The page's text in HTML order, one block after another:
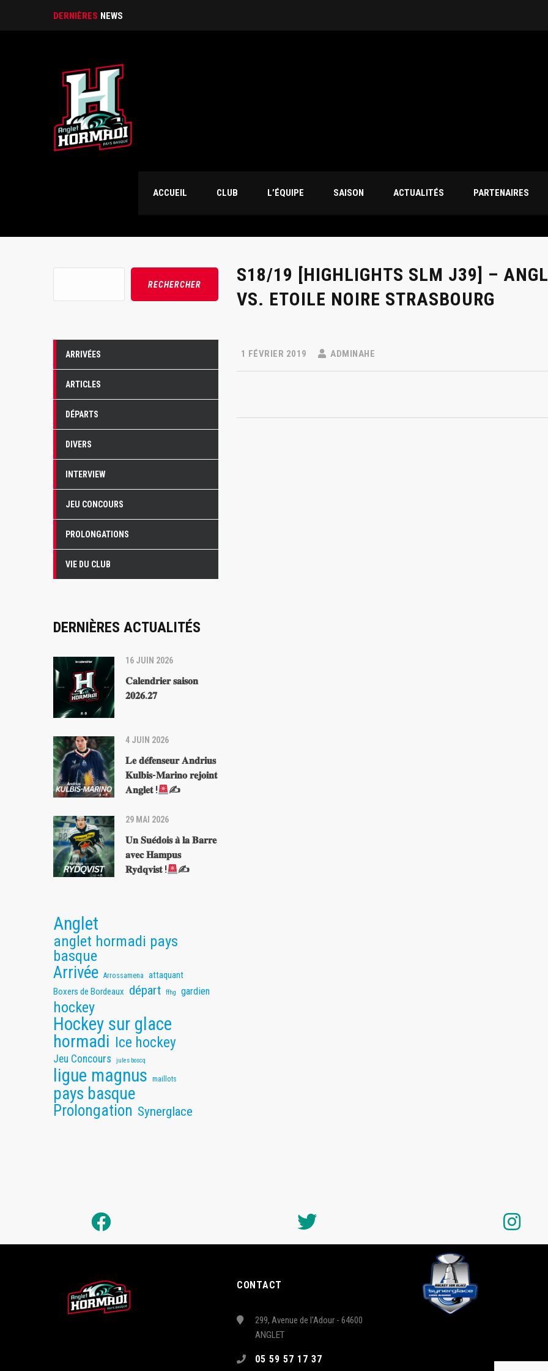
DERNIÈRES NEWS
ACCUEIL CLUB L’ÉQUIPE SAISON ACTUALITÉS PARTENAIRES
S18/19 [HIGHLIGHTS SLM J39] –
VS. ETOILE NOIRE STRASBOURG
1 FÉVRIER 2019 ADMINAHE
RECHERCHER
ARRIVÉES
ARTICLES
DÉPARTS
DIVERS
INTERVIEW
JEU CONCOURS
PROLONGATIONS
VIE DU CLUB
DERNIÈRES ACTUALITÉS
16 JUIN 2026
𝐂𝐚𝐥𝐞𝐧𝐝𝐫𝐢𝐞𝐫 𝐬𝐚𝐢𝐬𝐨𝐧
𝟐𝟎𝟐𝟔.𝟐𝟕
4 JUIN 2026
𝐋𝐞 𝐝𝐞́𝐟𝐞𝐧𝐬𝐞𝐮𝐫 𝐀𝐧𝐝𝐫𝐢𝐮𝐬
𝐊𝐮𝐥𝐛𝐢𝐬-𝐌𝐚𝐫𝐢𝐧𝐨 𝐫𝐞𝐣𝐨𝐢𝐧𝐭
𝐀𝐧𝐠𝐥𝐞𝐭 !
✍
29 MAI 2026
𝐔𝐧 𝐒𝐮𝐞́𝐝𝐨𝐢𝐬 𝐚̀ 𝐥𝐚 𝐁𝐚𝐫𝐫𝐞
𝐚𝐯𝐞𝐜 𝐇𝐚𝐦𝐩𝐮𝐬
𝐑𝐲𝐝𝐪𝐯𝐢𝐬𝐭 !
✍
Anglet
anglet hormadi pays
basque
Arrivée Arrossamena attaquant
Boxers de Bordeaux départ ffhg gardien
hockey
Hockey sur glace
hormadi Ice hockey
Jeu Concours jules boscq
ligue magnus maillots
pays basque
Prolongation Synerglace
CONTACT
299, Avenue de l'Adour - 64600
ANGLET
05 59 57 17 37